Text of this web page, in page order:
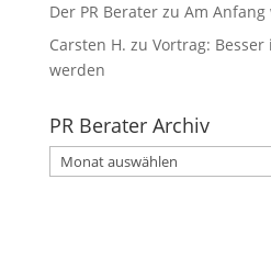
Der PR Beraterzu Am
Carsten H. zu Vortrag:
werden
PR Berater Archiv
PR
Berater